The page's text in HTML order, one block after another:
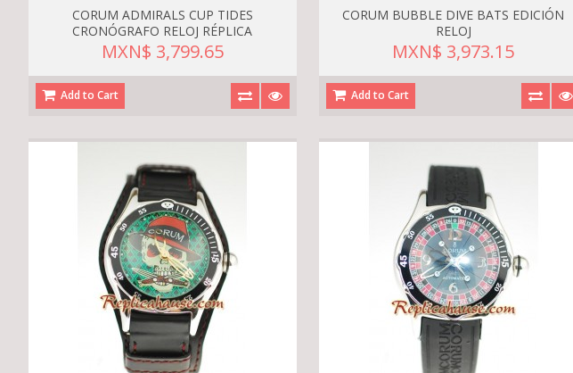
CORUM ADMIRALS CUP TIDES
CRONÓGRAFO RELOJ RÉPLICA
MXN$ 3,799.65
Add to Cart
CORUM BUBBLE DIVE BATS EDICIÓN
RELOJ
MXN$ 3,973.15
Add to Cart